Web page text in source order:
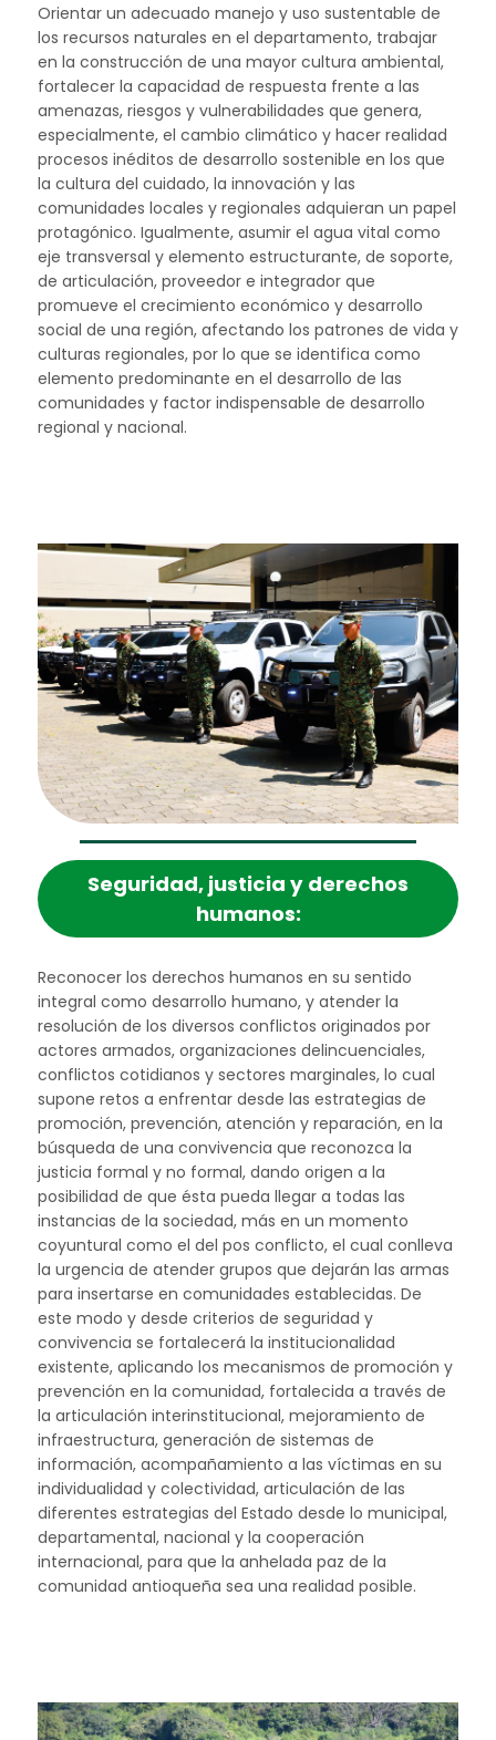
Orientar un adecuado manejo y uso sustentable de
los recursos naturales en el departamento, trabajar
en la construcción de una mayor cultura ambiental,
fortalecer la capacidad de respuesta frente a las
amenazas, riesgos y vulnerabilidades que genera,
especialmente, el cambio climático y hacer realidad
procesos inéditos de desarrollo sostenible en los que
la cultura del cuidado, la innovación y las
comunidades locales y regionales adquieran un papel
protagónico. Igualmente, asumir el agua vital como
eje transversal y elemento estructurante, de soporte,
de articulación, proveedor e integrador que
promueve el crecimiento económico y desarrollo
social de una región, afectando los patrones de vida y
culturas regionales, por lo que se identifica como
elemento predominante en el desarrollo de las
comunidades y factor indispensable de desarrollo
regional y nacional.
seguridad, justicia y derechos
humanos:
Reconocer los derechos humanos en su sentido
integral como desarrollo humano, y atender la
resolución de los diversos conflictos originados por
actores armados, organizaciones delincuenciales,
conflictos cotidianos y sectores marginales, lo cual
supone retos a enfrentar desde las estrategias de
promoción, prevención, atención y reparación, en la
búsqueda de una convivencia que reconozca la
justicia formal y no formal, dando origen a la
posibilidad de que ésta pueda llegar a todas las
instancias de la sociedad, más en un momento
coyuntural como el del pos conflicto, el cual conlleva
la urgencia de atender grupos que dejarán las armas
para insertarse en comunidades establecidas. De
este modo y desde criterios de seguridad y
convivencia se fortalecerá la institucionalidad
existente, aplicando los mecanismos de promoción y
prevención en la comunidad, fortalecida a través de
la articulación interinstitucional, mejoramiento de
infraestructura, generación de sistemas de
información, acompañamiento a las víctimas en su
individualidad y colectividad, articulación de las
diferentes estrategias del Estado desde lo municipal,
departamental, nacional y la cooperación
internacional, para que la anhelada paz de la
comunidad antioqueña sea una realidad posible.